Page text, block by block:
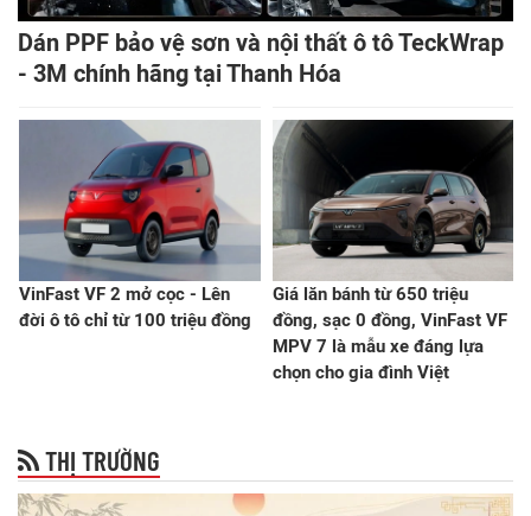
Dán PPF bảo vệ sơn và nội thất ô tô TeckWrap
- 3M chính hãng tại Thanh Hóa
VinFast VF 2 mở cọc - Lên
đời ô tô chỉ từ 100 triệu đồng
Giá lăn bánh từ 650 triệu
đồng, sạc 0 đồng, VinFast VF
MPV 7 là mẫu xe đáng lựa
chọn cho gia đình Việt
THỊ TRƯỜNG